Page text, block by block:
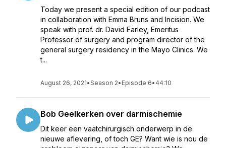
Today we present a special edition of our podcast
in collaboration with Emma Bruns and Incision. We
speak with prof. dr. David Farley, Emeritus
Professor of surgery and program director of the
general surgery residency in the Mayo Clinics. We
t...
August 26, 2021•Season 2• Episode 6• 44:10
Bob Geelkerken over darmischemie
Dit keer een vaatchirurgisch onderwerp in de
nieuwe aflevering, of toch GE? Want wie is nou de